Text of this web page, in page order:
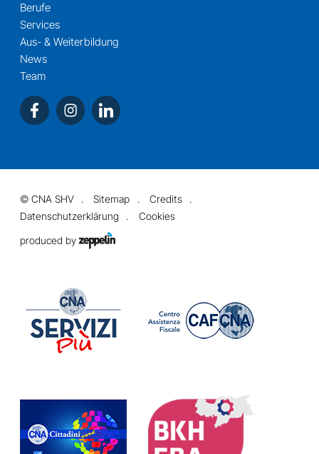
Berufe
Services
Aus- & Weiterbildung
News
Team
©CNA SHV Sitemap
Credits
Datenschutzerklärung
Cookies
produced by